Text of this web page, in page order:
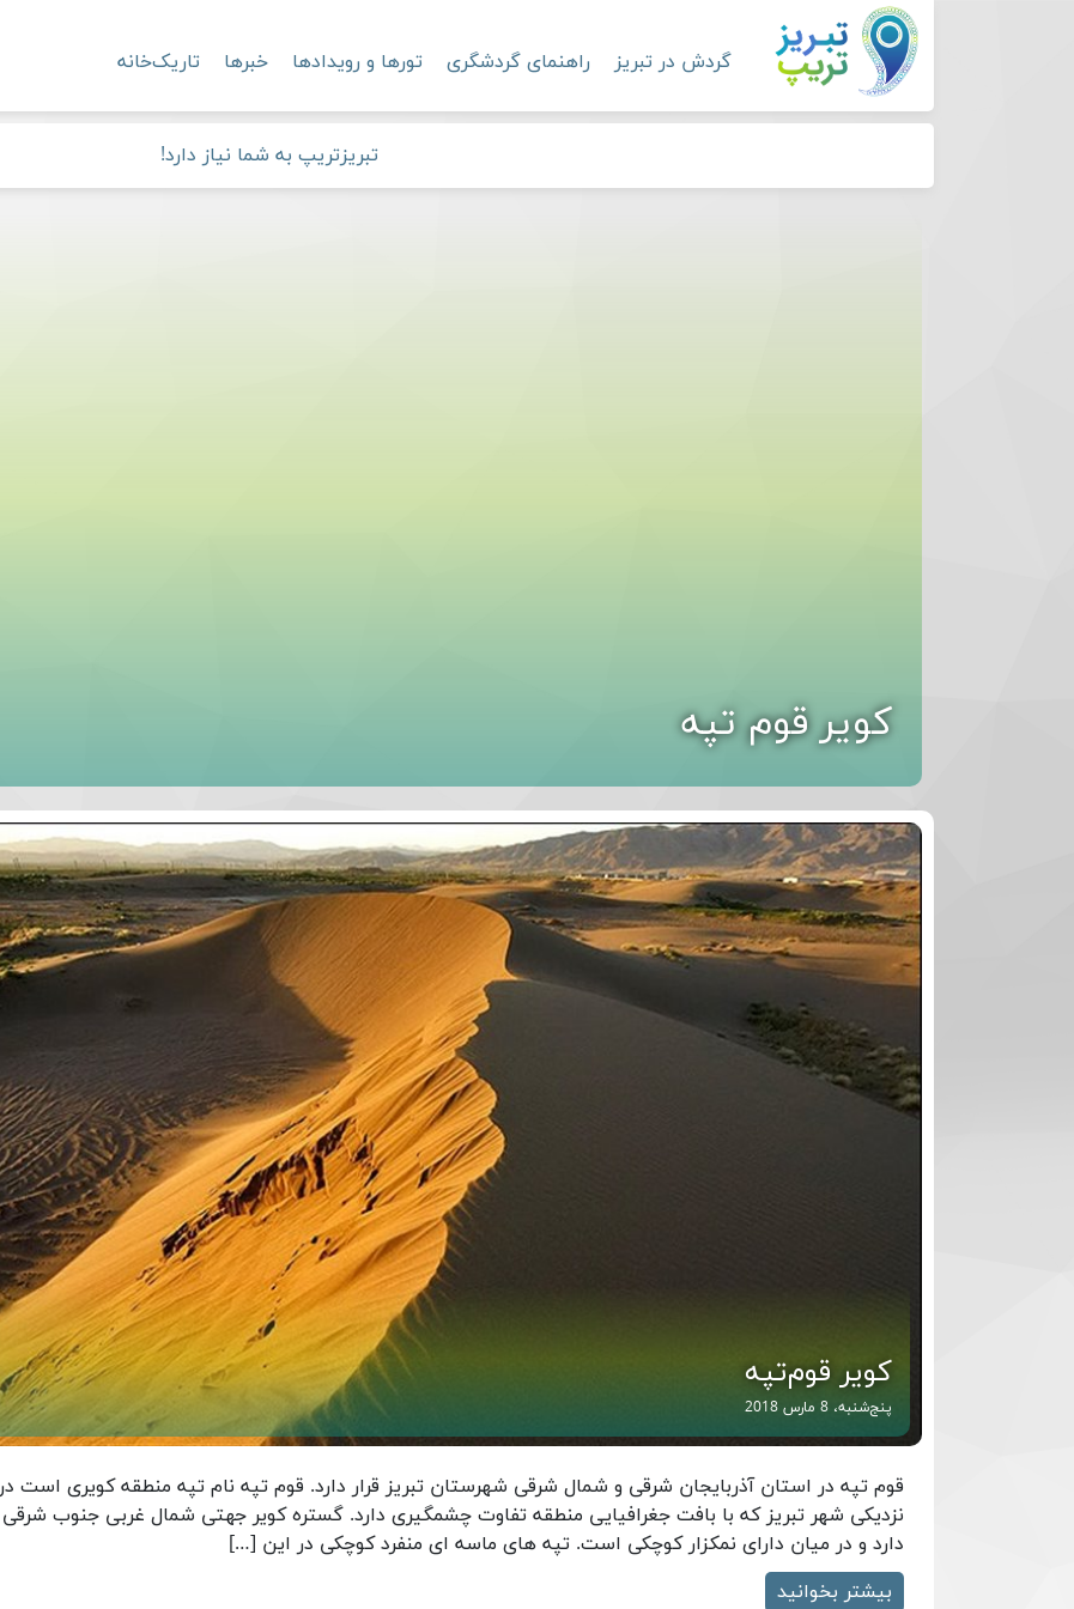
گردش در تبریز راهنمای گردشگری تورها و رویدادها خبرها تاریک‌خانه
تبریزتریپ به شما نیاز دارد!
کویر قوم تپه
کویر قوم‌تپه
پنج‌شنبه، 8 مارس 2018
قوم تپه در استان آذربایجان شرقی و شمال شرقی شهرستان تبریز قرار دارد. قوم تپه نام تپه منطقه کویری است در
نزدیکی شهر تبریز که با بافت جغرافیایی منطقه تفاوت چشمگیری دارد. گستره کویر جهتی شمال غربی جنوب شرقی
دارد و در میان دارای نمکزار کوچکی است. تپه های ماسه ای منفرد کوچکی در این […]
بیشتر بخوانید